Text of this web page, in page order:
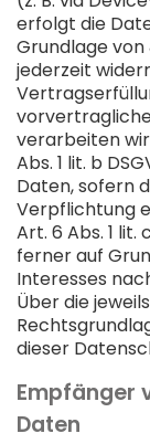
erfolgt die
Grundlage von
jederzeit
verarbeiten
Abs. 1 lit. b
Daten, sofern
Verpflichtung
Art. 6 Abs. 1
ferner auf
Interesses
Über die
dieser
Empfänger
Daten